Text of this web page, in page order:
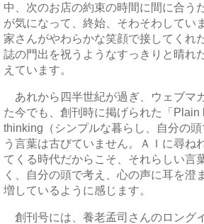
中、次のお店の約束の時間に間に合う
が気になって、終始、そわそわしてい
家さんがやわらかな笑顔で接してくれ
誌の門出を祝うようなすっきりと晴れ
えています。
あれから四半世紀が過ぎ、ウェブマ
た今でも、創刊時に掲げられた「Plain
thinking（シンプルな暮らし、自分の
う言葉は古びていません。ＡＩに尋ね
てくる時代だからこそ、それらしい言
く、自分の頭で考え、心の声に耳を澄
増しているように感じます。
創刊号には、養老孟司さんのロング